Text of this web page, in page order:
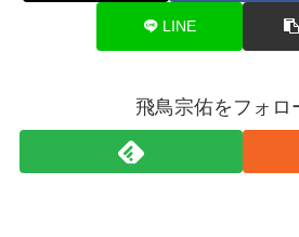
LINE
飛鳥宗佑をフォロ